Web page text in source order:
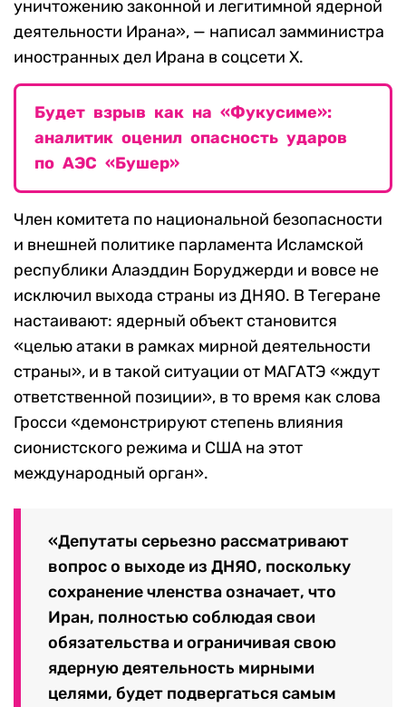
уничтожению законной и легитимной ядерной
деятельности Ирана», — написал замминистра
иностранных дел Ирана в соцсети Х.
Будет взрыв как на «Фукусиме»:
аналитик оценил опасность ударов
по АЭС «Бушер»
Член комитета по национальной безопасности
и внешней политике парламента Исламской
республики Алаэддин Боруджерди и вовсе не
исключил выхода страны из ДНЯО. В Тегеране
настаивают: ядерный объект становится
«целью атаки в рамках мирной деятельности
страны», и в такой ситуации от МАГАТЭ «ждут
ответственной позиции», в то время как слова
Гросси «демонстрируют степень влияния
сионистского режима и США на этот
международный орган».
«Депутаты серьезно рассматривают
вопрос о выходе из ДНЯО, поскольку
сохранение членства означает, что
Иран, полностью соблюдая свои
обязательства и ограничивая свою
ядерную деятельность мирными
целями, будет подвергаться самым